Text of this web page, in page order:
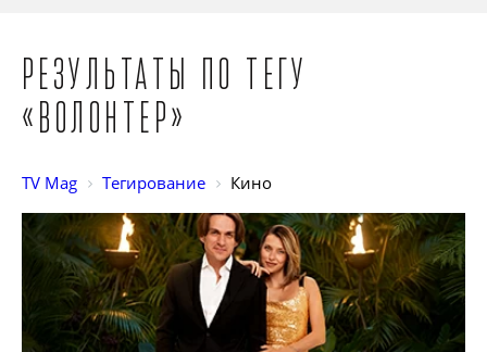
Результаты по тегу
«Волонтер»
TV Mag Тегирование Кино